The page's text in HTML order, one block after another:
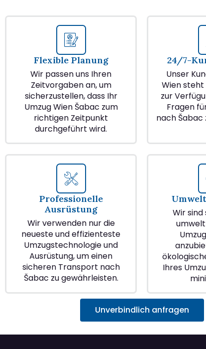
Flexible Planung
Wir passen uns Ihren
Zeitvorgaben an, um
sicherzustellen, dass Ihr
Umzug Wien Šabac zum
richtigen Zeitpunkt
durchgeführt wird.
24/7-
Unser
Wien
zur
Fragen
nach
Professionelle
Ausrüstung
Wir verwenden nur die
neueste und effizienteste
Umzugstechnologie und
Ausrüstung, um einen
sicheren Transport nach
Šabac zu gewährleisten.
Wir
Ihres
Unverbindlich anfragen